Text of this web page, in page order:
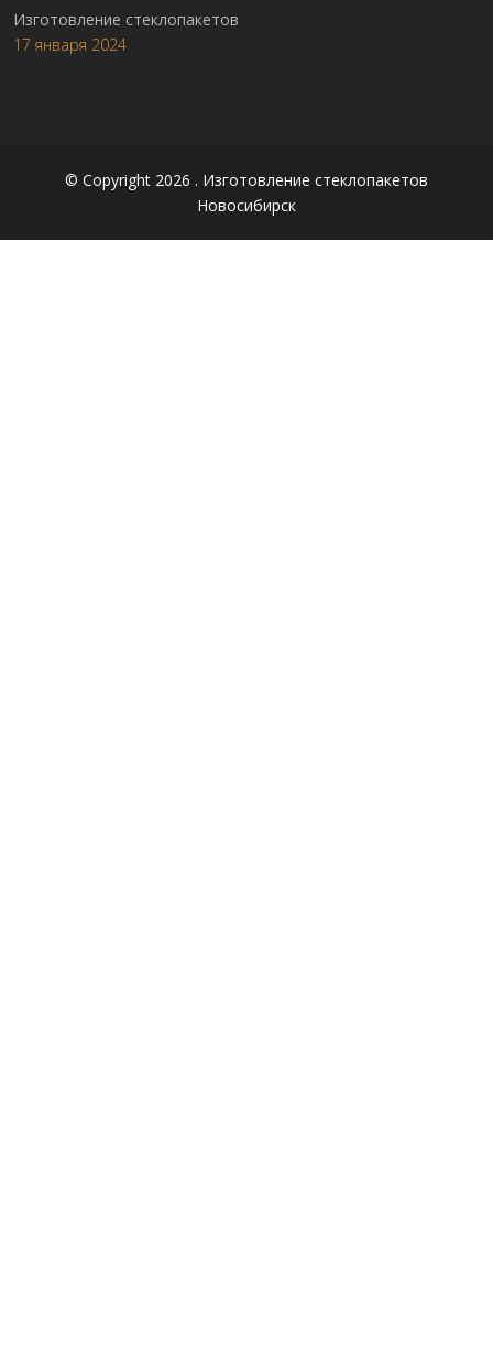
Изготовление стеклопакетов
17 января 2024
© Copyright 2026 . Изготовление стеклопакетов
Новосибирск